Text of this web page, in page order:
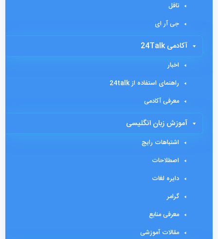
تافل
جی آر ای
آکادمی 24Talk
اخبار
راهنمای استفاده از 24talk
معرفی آکادمی
آموزش زبان انگلیسی
اشتباهات رایج
اصطلاحات
دایره لغات
گرامر
معرفی منابع
مقالات آموزشی